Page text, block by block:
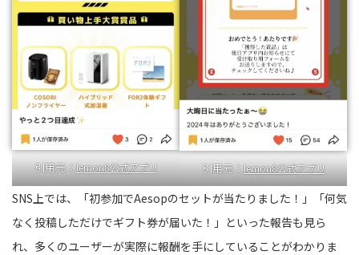
引用元：lemon8公式アプリ 引用元：lemon8公式アプリ
SNS上では、「初参加でAesopのセットが当たりました！」「何気
なく投稿しただけでギフト券が届いた！」といった報告も見ら
れ、多くのユーザーが実際に報酬を手にしていることがわかりま